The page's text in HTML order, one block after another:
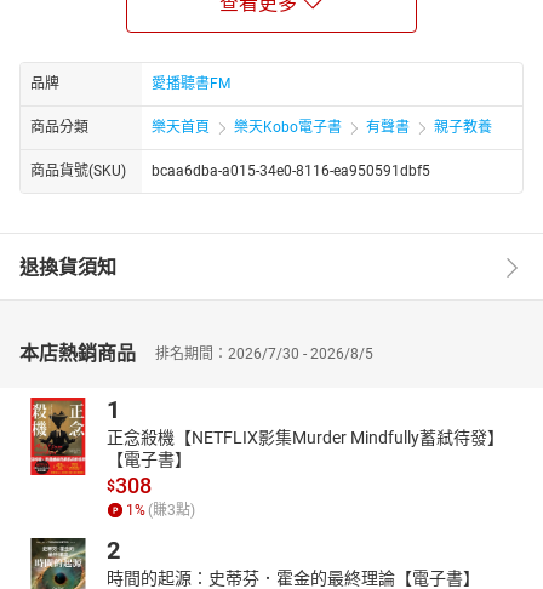
01小蛇莎莉的新衣(英文原聲故事)
02小蛇莎莉的新衣(中文故事)
03小蛇莎莉的新衣(生字)
品牌 愛播聽書FM
商品分類 樂天首頁 樂天Kobo電子書 有聲書 親子教養
商品貨號(SKU) bcaa6dba-a015-34e0-8116-ea950591dbf5
退換貨須知
本店熱銷商品 排名期間：2026/7/30 - 2026/8/5
1
正念殺機【NETFLIX影集Murder Mindfully蓄弒待發】
【電子書】
$308
1 % (賺3點)
2
時間的起源：史蒂芬．霍金的最終理論【電子書】